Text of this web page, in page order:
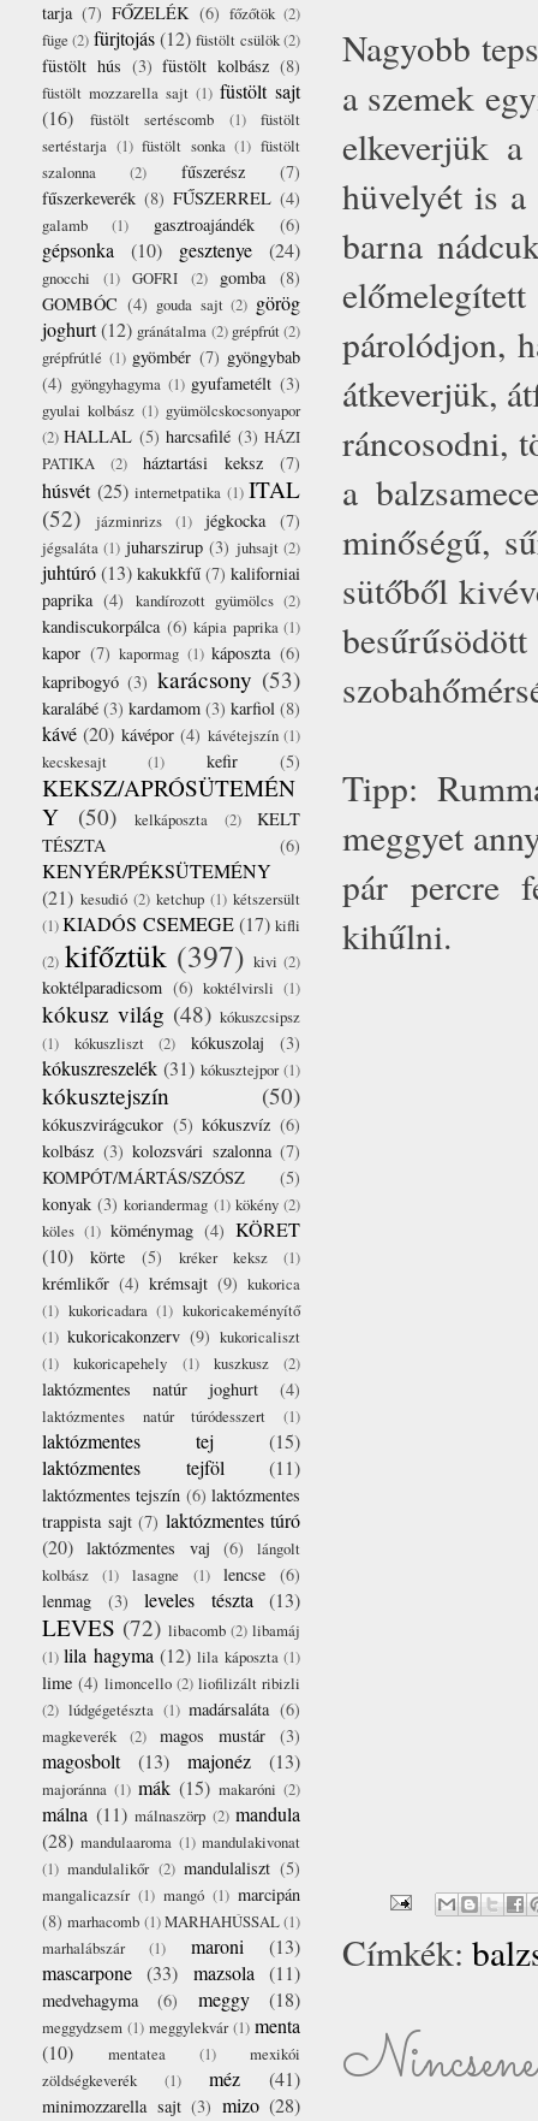
Nagyobb
a szemek
elkeverjük
hüvelyét is
barna
párolódjon,
átkeverjük,
ráncosodni,
a
minőségű,
sütőből
Tipp:
meggyet
pár percre
kihűlni.
Címkék:
tarja (7) FŐZELÉK (6) főzőtök (2)
füge (2) fürjtojás (12) füstölt csülök(2)
füstölt hús (3) füstölt kolbász (8)
füstölt mozzarella sajt (1) füstölt sajt
(16)
füstölt sertéscomb (1)
füstölt
sertéstarja (1) füstölt sonka (1) füstölt
szalonna
(2) fűszerész
(7)
fűszerkeverék (8) FŰSZERREL (4)
galamb (1) gasztroajándék (6)
gépsonka (10) gesztenye (24)
gnocchi (1) GOFRI (2) gomba
(8)
GOMBÓC (4) gouda sajt (2) görög
joghurt (12) gránátalma (2) grépfrút(2)
grépfrútlé (1) gyömbér (7) gyöngybab
(4) gyöngyhagyma (1) gyufametélt (3)
gyulai kolbász (1) gyümölcskocsonyapor
(2) HALLAL (5) harcsafilé (3) HÁZI
PATIKA
(2) háztartási keksz (7)
húsvét (25) internetpatika (1) ITAL
(52)
jázminrizs (1) jégkocka (7)
jégsaláta (1) juharszirup (3) juhsajt (2)
juhtúró(13) kakukkfű (7) kaliforniai
paprika (4) kandírozott gyümölcs (2)
kandiscukorpálca (6) kápia paprika (1)
kapor (7) kapormag (1) káposzta (6)
kapribogyó (3) karácsony (53)
karalábé (3) kardamom (3) karfiol (8)
kávé (20) kávépor (4) kávétejszín (1)
kecskesajt
(1) kefir (5)
KEKSZ/APRÓSÜTEMÉN
Y
(50) kelkáposzta (2)
KELT
TÉSZTA
(6)
KENYÉR/PÉKSÜTEMÉNY
(21) kesudió (2) ketchup (1) kétszersült
(1)KIADÓS CSEMEGE (17) kifli
(2) kifőztük (397) kivi (2)
koktélparadicsom (6) koktélvirsli (1)
kókusz világ (48) kókuszcsipsz
(1)
kókuszliszt (2) kókuszolaj (3)
kókuszreszelék (31) kókusztejpor (1)
kókusztejszín (50)
kókuszvirágcukor (5) kókuszvíz (6)
kolbász (3) kolozsvári szalonna (7)
KOMPÓT/MÁRTÁS/SZÓSZ
(5)
konyak (3) koriandermag (1) kökény (2)
köles (1) köménymag (4) KÖRET
(10)
körte (5) kréker keksz (1)
krémlikőr (4) krémsajt (9) kukorica
(1) kukoricadara (1) kukoricakeményítő
(1) kukoricakonzerv (9) kukoricaliszt
(1)
kukoricapehely (1) kuszkusz (2)
laktózmentes natúr joghurt (4)
laktózmentes natúr túródesszert (1)
laktózmentes tej
(15)
laktózmentes tejföl
(11)
laktózmentes tejszín (6) laktózmentes
trappista sajt (7) laktózmentes túró
(20) laktózmentes vaj (6)
lángolt
kolbász
(1) lasagne (1) lencse
(6)
lenmag
(3) leveles tészta (13)
LEVES (72) libacomb (2) libamáj
(1) lila hagyma (12) lila káposzta (1)
lime (4) limoncello (2) liofilizált ribizli
(2) lúdgégetészta (1) madársaláta (6)
magkeverék (2) magos mustár (3)
magosbolt (13) majonéz (13)
majoránna (1) mák (15) makaróni (2)
málna (11) málnaszörp (2) mandula
(28) mandulaaroma (1) mandulakivonat
(1) mandulalikőr (2) mandulaliszt (5)
mangalicazsír (1) mangó (1) marcipán
(8) marhacomb (1)MARHAHÚSSAL(1)
marhalábszár
(1) maroni
(13)
mascarpone (33) mazsola (11)
medvehagyma (6) meggy (18)
meggydzsem (1) meggylekvár (1) menta
(10)
mentatea (1)
mexikói
zöldségkeverék
(1) méz (41)
minimozzarella sajt (3) mizo (28)